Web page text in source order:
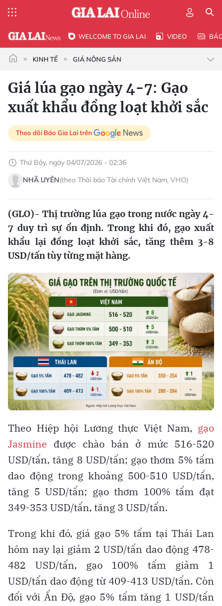
WELCOME TO GIA LAI VIDEO
KINH TẾ GIÁ NÔNG SẢN
Giá lúa gạo ngày 4-7: Gạo
xuất khẩu đồng loạt khởi sắc
Theo dõi Báo Gia Lai trên
Thứ Bảy, ngày 04/07/2026 - 02:36
NHÃ UYÊN(theo Thời báo Tài chính Việt Nam, VHO)
(GLO)- Thị trường lúa gạo trong nước ngày 4-
7 duy trì sự ổn định. Trong khi đó, gạo xuất
khẩu lại đồng loạt khởi sắc, tăng thêm 3-8
USD/tấn tùy từng mặt hàng.
Theo Hiệp hội Lương thực Việt Nam, gạo
Jasmine được chào bán ở mức 516-520
USD/tấn, tăng 8 USD/tấn; gạo thơm 5% tấm
dao động trong khoảng 500-510 USD/tấn,
tăng 5 USD/tấn; gạo thơm 100% tấm đạt
349-353 USD/tấn, tăng 3 USD/tấn.
Trong khi đó, giá gạo 5% tấm tại Thái Lan
hôm nay lại giảm 2 USD/tấn dao động 478-
482 USD/tấn, gạo 100% tấm giảm 1
USD/tấn dao động từ 409-413 USD/tấn. Còn
đối với Ấn Độ, gạo 5% tấm tăng 1 USD/tấn